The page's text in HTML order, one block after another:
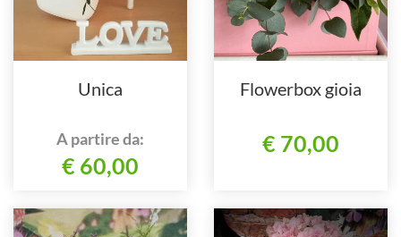
Unica
A partire da:
€ 60,00
Flowerbox gioia
€ 70,00